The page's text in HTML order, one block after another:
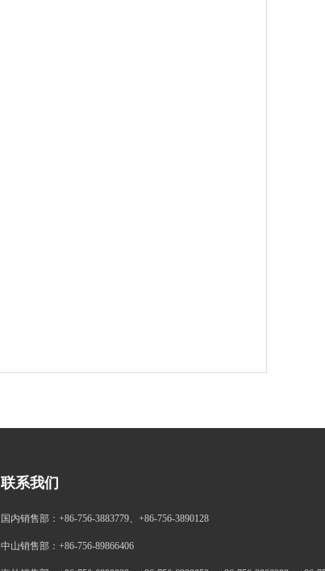
国内销售部：+86-756-3883779、+86-756-3890128
中山销售部：+86-756-89866406
联系我们